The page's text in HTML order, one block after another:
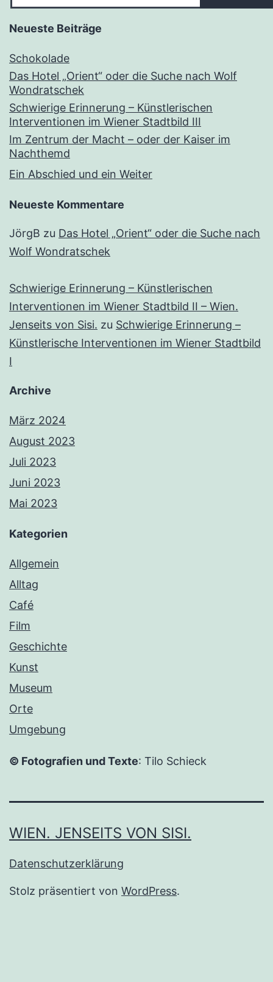
Neueste Beiträge
Schokolade
Das Hotel „Orient“ oder die Suche nach Wolf
Wondratschek
Schwierige Erinnerung – Künstlerischen
Interventionen im Wiener Stadtbild III
Im Zentrum der Macht – oder der Kaiser im
Nachthemd
Ein Abschied und ein Weiter
Neueste Kommentare
JörgB zu Das Hotel „Orient“ oder die Suche nach
Wolf Wondratschek
Schwierige Erinnerung – Künstlerischen
Interventionen im Wiener Stadtbild II – Wien.
Jenseits von Sisi. zu Schwierige Erinnerung –
Künstlerische Interventionen im Wiener Stadtbild
I
Archive
März 2024
August 2023
Juli 2023
Juni 2023
Mai 2023
Kategorien
Allgemein
Alltag
Café
Film
Geschichte
Kunst
Museum
Orte
Umgebung
© Fotografien und Texte: Tilo Schieck
WIEN. JENSEITS VON SISI.
Datenschutzerklärung
Stolz präsentiert von WordPress.